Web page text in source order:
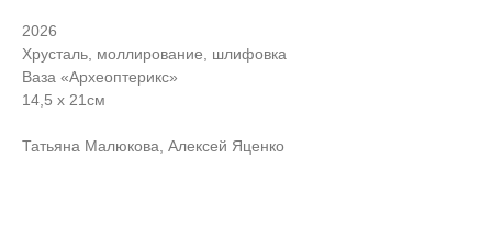
2026
Хрусталь, моллирование, шлифовка
Ваза «Археоптерикс»
14,5 х 21см
Татьяна Малюкова, Алексей Яценко